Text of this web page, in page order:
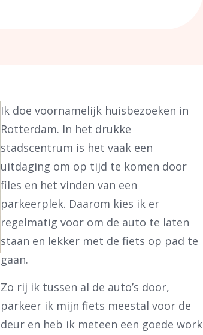
Ik doe voornamelijk huisbezoeken in
Rotterdam. In het drukke
stadscentrum is het vaak een
uitdaging om op tijd te komen door
files en het vinden van een
parkeerplek. Daarom kies ik er
regelmatig voor om de auto te laten
staan en lekker met de fiets op pad te
gaan.
Zo rij ik tussen al de auto’s door,
parkeer ik mijn fiets meestal voor de
deur en heb ik meteen een goede work